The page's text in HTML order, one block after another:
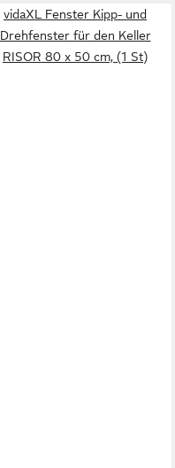
vidaXL Fenster Kipp- und
Drehfenster für den Keller
RISOR 80 x 50 cm, (1 St)